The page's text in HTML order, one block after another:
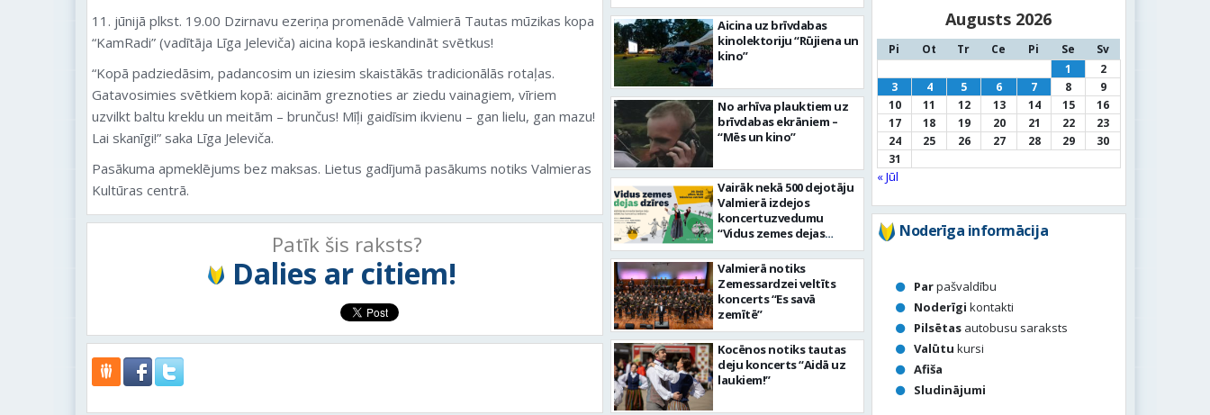
11. jūnijā plkst. 19.00 Dzirnavu ezeriņa promenādē Valmierā Tautas mūzikas kopa
“KamRadi” (vadītāja Līga Jeleviča) aicina kopā ieskandināt svētkus!
“Kopā padziedāsim, padancosim un iziesim skaistākās tradicionālās rotaļas.
Gatavosimies svētkiem kopā: aicinām greznoties ar ziedu vainagiem, vīriem
uzvilkt baltu kreklu un meitām – brunčus! Mīļi gaidīsim ikvienu – gan lielu, gan mazu!
Lai skanīgi!” saka Līga Jeleviča.
Pasākuma apmeklējums bez maksas. Lietus gadījumā pasākums notiks Valmieras
Kultūras centrā.
Patīk šis raksts?
Dalies ar citiem!
Aicina uz brīvdabas
kinolektoriju “Rūjiena un
kino”
No arhīva plauktiem uz
brīvdabas ekrāniem –
“Mēs un kino”
Vairāk nekā 500 dejotāju
Valmierā izdejos
koncertuzvedumu
“Vidus zemes dejas
dzīres”
Valmierā notiks
Zemessardzei veltīts
koncerts “Es savā
zemītē”
Kocēnos notiks tautas
deju koncerts “Aidā uz
laukiem!”
Augusts 2026
Pi Ot Tr Ce Pi Se
Sv
1
2
3
4 5 6 7 8
9
10
11 12 13 14 15
16
17
18 19 20 21 22
23
24
25 26 27 28 29
30
31
« Jūl
Noderīga informācija
Parpašvaldību
Noderīgi kontakti
Pilsētas autobusu saraksts
Valūtu kursi
Afiša
Sludinājumi